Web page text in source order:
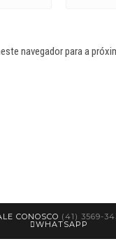
navegador para a
CONOSCO (41) 3569-
WHATSAPP